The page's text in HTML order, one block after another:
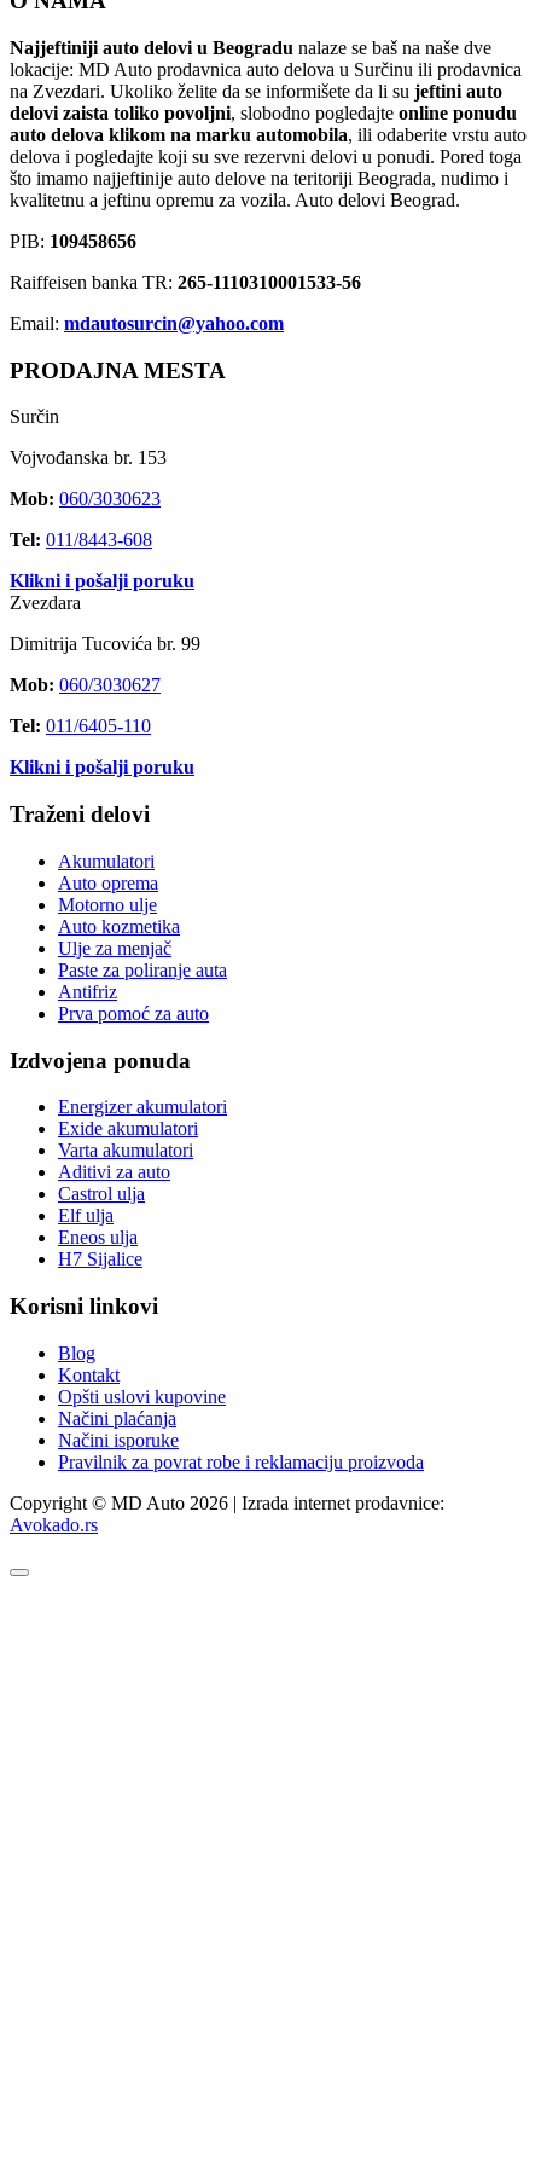
Najjeftiniji auto delovi u Beogradu nalaze se baš na naše dve
lokacije: MD Auto prodavnica auto delova u Surčinu ili prodavnica
na Zvezdari. Ukoliko želite da se informišete da li su jeftini auto
delovi zaista toliko povoljni, slobodno pogledajte online ponudu
auto delova klikom na marku automobila, ili odaberite vrstu auto
delova i pogledajte koji su sve rezervni delovi u ponudi. Pored toga
što imamo najjeftinije auto delove na teritoriji Beograda, nudimo i
kvalitetnu a jeftinu opremu za vozila. Auto delovi Beograd.
PIB: 109458656
Raiffeisen banka TR: 265-1110310001533-56
Email: mdautosurcin@yahoo.com
PRODAJNA MESTA
Surčin
Vojvođanska br. 153
Mob: 060/3030623
Tel: 011/8443-608
Klikni i pošalji poruku
Zvezdara
Dimitrija Tucovića br. 99
Mob: 060/3030627
Tel: 011/6405-110
Klikni i pošalji poruku
Traženi delovi
Akumulatori
Auto oprema
Motorno ulje
Auto kozmetika
Ulje za menjač
Paste za poliranje auta
Antifriz
Prva pomoć za auto
Izdvojena ponuda
Energizer akumulatori
Exide akumulatori
Varta akumulatori
Aditivi za auto
Castrol ulja
Elf ulja
Eneos ulja
H7 Sijalice
Korisni linkovi
Blog
Kontakt
Opšti uslovi kupovine
Načini plaćanja
Načini isporuke
Pravilnik za povrat robe i reklamaciju proizvoda
Copyright © MD Auto 2026 | Izrada internet prodavnice:
Avokado.rs